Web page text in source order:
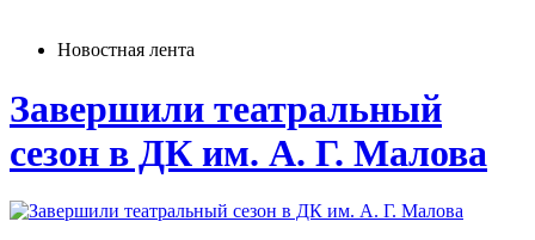
Новостная лента
Завершили театральный
сезон в ДК им. А. Г. Малова